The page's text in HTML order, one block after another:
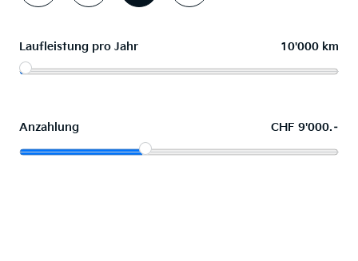
Laufleistung pro Jahr 10'000 km
Anzahlung CHF 9'000.–